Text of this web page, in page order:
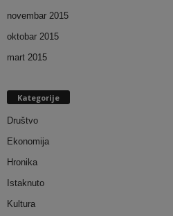
novembar 2015
oktobar 2015
mart 2015
Kategorije
Društvo
Ekonomija
Hronika
Istaknuto
Kultura